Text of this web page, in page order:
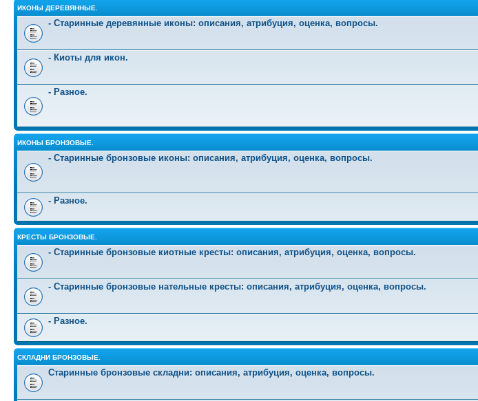
ИКОНЫ ДЕРЕВЯННЫЕ.
- Старинные деревянные иконы: описания, атрибуция, оценка, вопросы.
- Киоты для икон.
- Разное.
ИКОНЫ БРОНЗОВЫЕ.
- Старинные бронзовые иконы: описания, атрибуция, оценка, вопросы.
- Разное.
КРЕСТЫ БРОНЗОВЫЕ.
- Старинные бронзовые киотные кресты: описания, атрибуция, оценка, вопросы.
- Старинные бронзовые нательные кресты: описания, атрибуция, оценка, вопросы.
- Разное.
СКЛАДНИ БРОНЗОВЫЕ.
Старинные бронзовые складни: описания, атрибуция, оценка, вопросы.